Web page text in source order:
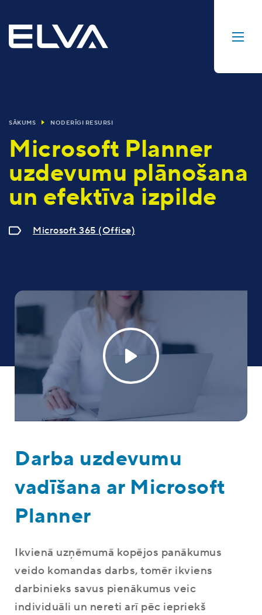
SĀKUMS NODERĪGI RESURSI
Microsoft Planner
uzdevumu plānošana
un efektīva izpilde
Microsoft 365 (Office)
Darba uzdevumu
vadīšana ar Microsoft
Planner
Ikvienā uzņēmumā kopējos panākumus
veido komandas darbs, tomēr ikviens
darbinieks savus pienākumus veic
individuāli un nereti arī pēc iepriekš